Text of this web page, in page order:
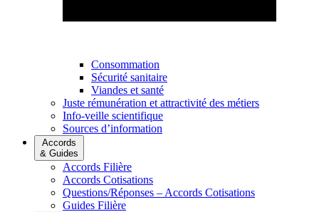
Consommation
Sécurité sanitaire
Viandes et santé
Juste rémunération et attractivité des métiers
Info-veille scientifique
Sources d’information
Accords
& Guides
Accords Filière
Accords Cotisations
Questions/Réponses – Accords Cotisations
Guides Filière